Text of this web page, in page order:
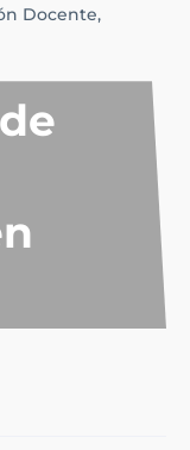
Docente,